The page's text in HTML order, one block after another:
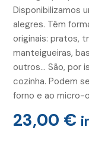
Disponibilizamos
alegres. Têm
originais: pratos,
manteigueiras,
outros… São, por
cozinha. Podem
forno e ao micro-
23,00 €